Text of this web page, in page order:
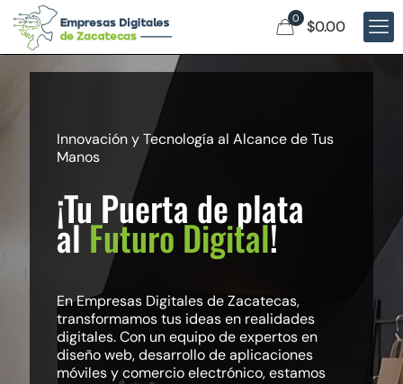
0 $0.00
Innovación y Tecnología al Alcance de Tus
Manos
¡Tu Puerta de plata
alFuturo Digital!
En Empresas Digitales de Zacatecas,
transformamos tus ideas en realidades
digitales. Con un equipo de expertos en
diseño web, desarrollo de aplicaciones
móviles y comercio electrónico, estamos